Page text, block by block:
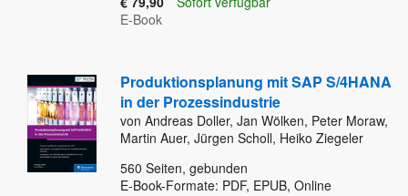
E-Book
Produktionsplanung mit SAP S/4HANA
in der Prozessindustrie
von Andreas Doller, Jan Wölken, Peter Moraw,
Martin Auer, Jürgen Scholl, Heiko Ziegeler
560 Seiten, gebunden
E-Book-Formate: PDF, EPUB, Online